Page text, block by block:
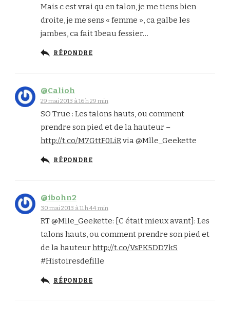
Mais c est vrai qu en talon, je me tiens bien
droite, je me sens « femme », ca galbe les
jambes, ca fait 1beau fessier…
RÉPONDRE
@Calioh
29 mai 2013 à 16 h 29 min
SO True : Les talons hauts, ou comment
prendre son pied et de la hauteur –
http://t.co/M7GttF0LiRvia @Mlle_Geekette
RÉPONDRE
@ibohn2
30 mai 2013 à 11 h 44 min
RT @Mlle_Geekette: [C était mieux avant]: Les
talons hauts, ou comment prendre son pied et
de la hauteurhttp://t.co/VsPK5DD7kS
#Histoiresdefille
RÉPONDRE